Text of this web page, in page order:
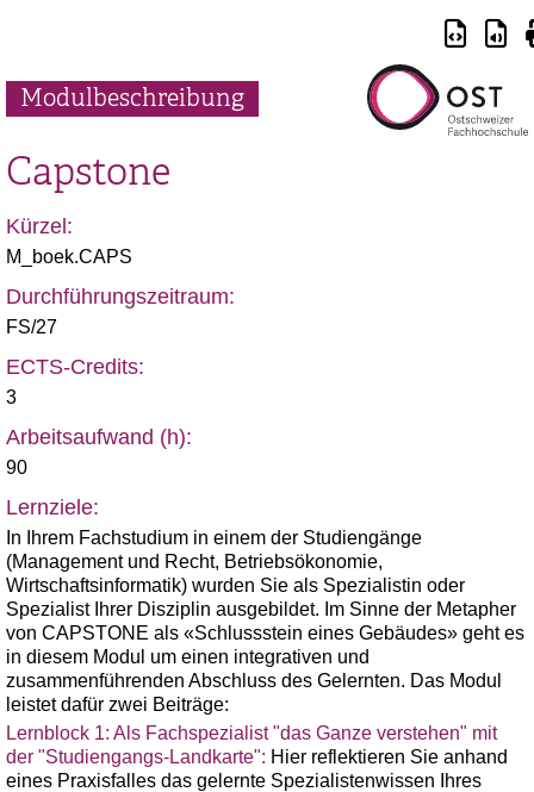
Modulbeschreibung
Capstone
Kürzel:
M_boek.CAPS
Durchführungszeitraum:
FS/27
ECTS-Credits:
3
Arbeitsaufwand (h):
90
Lernziele:
In Ihrem Fachstudium in einem der Studiengänge
(Management und Recht, Betriebsökonomie,
Wirtschaftsinformatik) wurden Sie als Spezialistin oder
Spezialist Ihrer Disziplin ausgebildet. Im Sinne der Metapher
von CAPSTONE als «Schlussstein eines Gebäudes» geht es
in diesem Modul um einen integrativen und
zusammenführenden Abschluss des Gelernten. Das Modul
leistet dafür zwei Beiträge:
Lernblock 1: Als Fachspezialist "das Ganze verstehen" mit
der "Studiengangs-Landkarte": Hier reflektieren Sie anhand
eines Praxisfalles das gelernte Spezialistenwissen Ihres